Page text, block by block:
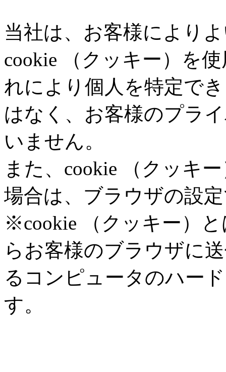
当社は、お客様により
cookie （クッキー）を
れにより個人を特定で
はなく、お客様のプラ
いません。
また、cookie （クッキ
場合は、ブラウザの設
※cookie （クッキー）
らお客様のブラウザに
るコンピュータのハー
す。